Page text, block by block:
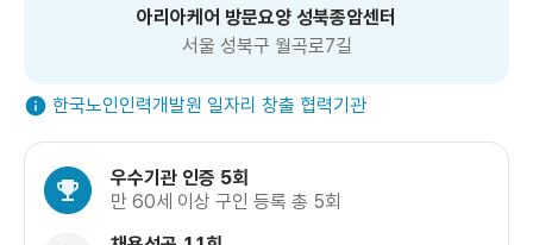
아리아케어 방문요양 성북종암센터
서울 성북구 월곡로7길
한국노인인력개발원 일자리 창출 협력기관
우수기관 인증 5회
만 60세 이상 구인 등록 총 5회